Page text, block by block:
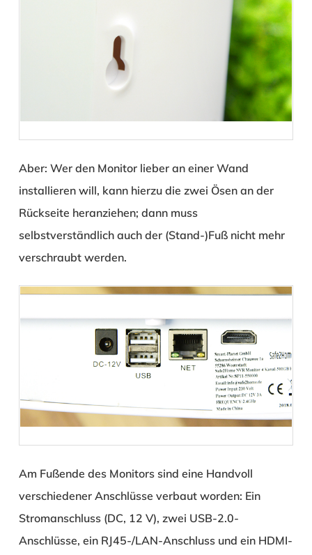
Aber: Wer den Monitor lieber an einer Wand
installieren will, kann hierzu die zwei Ösen an der
Rückseite heranziehen; dann muss
selbstverständlich auch der (Stand-)Fuß nicht mehr
verschraubt werden.
Am Fußende des Monitors sind eine Handvoll
verschiedener Anschlüsse verbaut worden: Ein
Stromanschluss (DC, 12 V), zwei USB-2.0-
Anschlüsse, ein RJ45-/LAN-Anschluss und ein HDMI-